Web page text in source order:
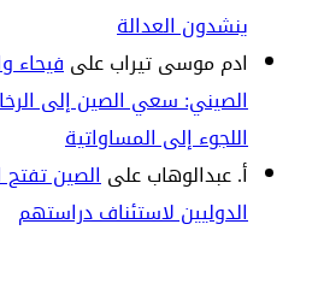
ينشدون العدالة
ادم موسى تيرابعلىفيحاء
الصيني: سعي الصين إلى
اللجوء إلى المساواتية
أ. عبدالوهابعلىالصين تفتح
الدوليين لاستئناف دراستهم